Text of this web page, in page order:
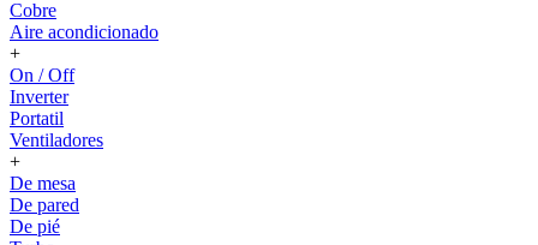
Cobre
Aire acondicionado
+
On / Off
Inverter
Portatil
Ventiladores
+
De mesa
De pared
De pié